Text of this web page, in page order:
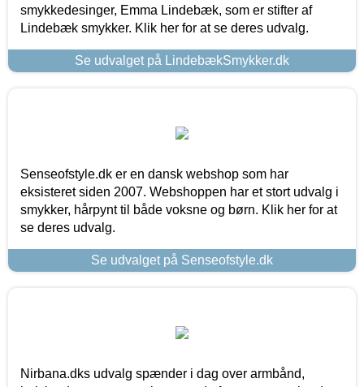
smykkedesinger, Emma Lindebæk, som er stifter af
Lindebæk smykker. Klik her for at se deres udvalg.
Se udvalget på LindebækSmykker.dk
Senseofstyle.dk er en dansk webshop som har
eksisteret siden 2007. Webshoppen har et stort udvalg i
smykker, hårpynt til både voksne og børn. Klik her for at
se deres udvalg.
Se udvalget på Senseofstyle.dk
Nirbana.dks udvalg spænder i dag over armbånd,